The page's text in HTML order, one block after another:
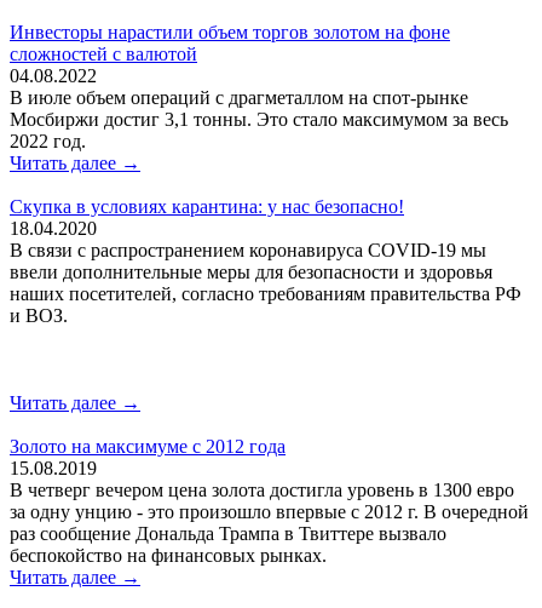
Инвесторы нарастили объем торгов золотом на фоне
сложностей с валютой
04.08.2022
В июле объем операций с драгметаллом на спот-рынке
Мосбиржи достиг 3,1 тонны. Это стало максимумом за весь
2022 год.
Читать далее →
Скупка в условиях карантина: у нас безопасно!
18.04.2020
В связи с распространением коронавируса COVID-19 мы
ввели дополнительные меры для безопасности и здоровья
наших посетителей, согласно требованиям правительства РФ
и ВОЗ.
Читать далее →
Золото на максимуме с 2012 года
15.08.2019
В четверг вечером цена золота достигла уровень в 1300 евро
за одну унцию - это произошло впервые с 2012 г. В очередной
раз сообщение Дональда Трампа в Твиттере вызвало
беспокойство на финансовых рынках.
Читать далее →